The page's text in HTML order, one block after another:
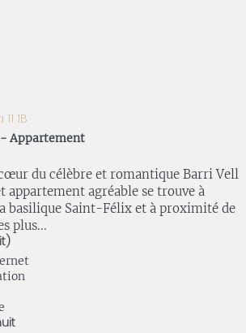
1B
-Appartement
du célèbre et romantique Barri Vell
appartement agréable se trouve à
basilique Saint-Félix et à proximité de
plus...